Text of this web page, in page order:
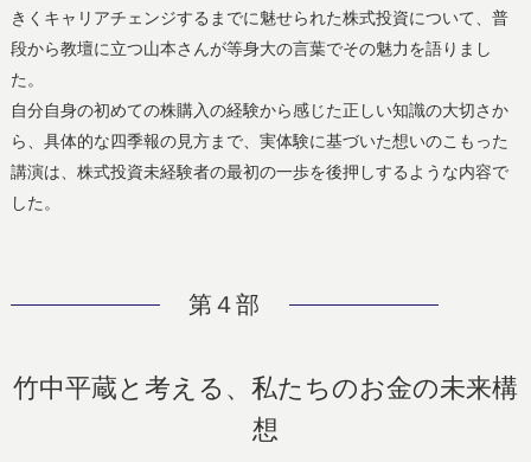
きくキャリアチェンジするまでに魅せられた株式投資について、普
段から教壇に立つ山本さんが等身大の言葉でその魅力を語りまし
た。
自分自身の初めての株購入の経験から感じた正しい知識の大切さか
ら、具体的な四季報の見方まで、実体験に基づいた想いのこもった
講演は、株式投資未経験者の最初の一歩を後押しするような内容で
した。
第４部
竹中平蔵と考える、私たちのお金の未来構
想